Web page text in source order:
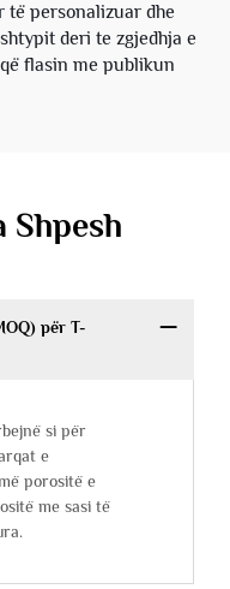
të personalizuar dhe
deri te zgjedhja e
flasin me publikun
Shpesh
për T-
si për
e
porositë e
me sasi të